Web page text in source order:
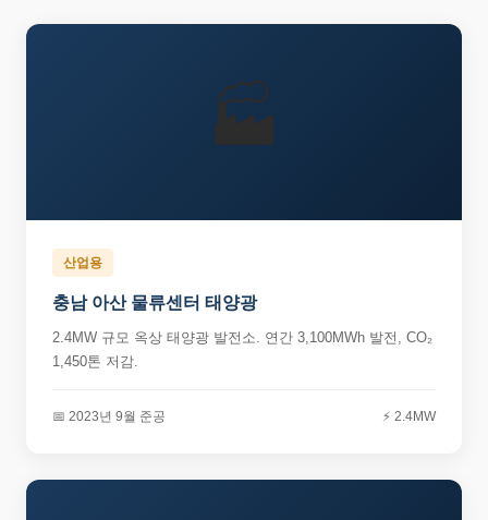
🏭
산업용
충남 아산 물류센터 태양광
2.4MW 규모 옥상 태양광 발전소. 연간 3,100MWh 발전, CO₂
1,450톤 저감.
📅 2023년 9월 준공 ⚡ 2.4MW